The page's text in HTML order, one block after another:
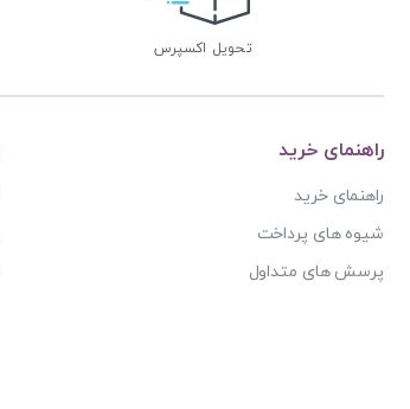
تحویل اکسپرس
راهنمای خرید
راهنمای خرید
شیوه های پرداخت
پرسش های متداول